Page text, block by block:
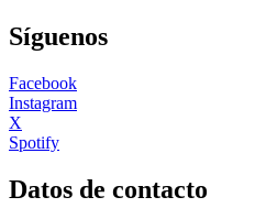
Síguenos
Facebook
Instagram
X
Spotify
Datos de contacto